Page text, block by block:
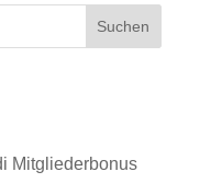
Suchen
Mitgliederbonus